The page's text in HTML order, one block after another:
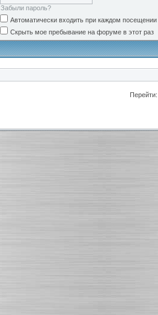
Забыли пароль?
Автоматически входить при каждом посещении
Скрыть мое пребывание на форуме в этот раз
Перейти: